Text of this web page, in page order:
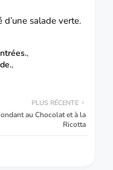
salade verte.
PLUS RÉCENTE
au Chocolat et à la
Ricotta